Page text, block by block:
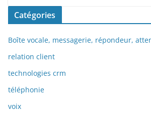
Catégories
Boîte vocale, messagerie, répondeur,
relation client
technologies crm
téléphonie
voix